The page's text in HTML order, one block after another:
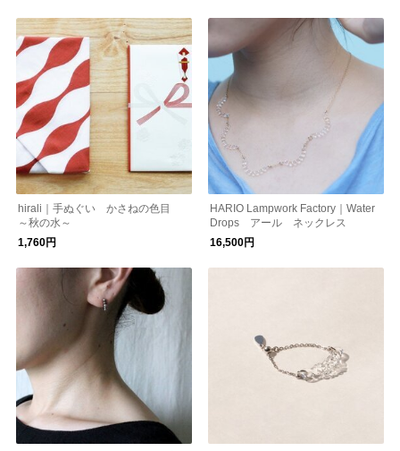
hirali｜手ぬぐい かさねの色目
～秋の水～
1,760円
HARIO Lampwork Factory｜Water
Drops アール ネックレス
16,500円